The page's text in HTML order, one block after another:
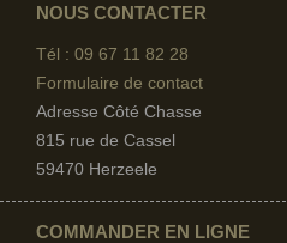
NOUS CONTACTER
Tél : 09 67 11 82 28
Formulaire de contact
Adresse Côté Chasse
815 rue de Cassel
59470 Herzeele
COMMANDER EN LIGNE